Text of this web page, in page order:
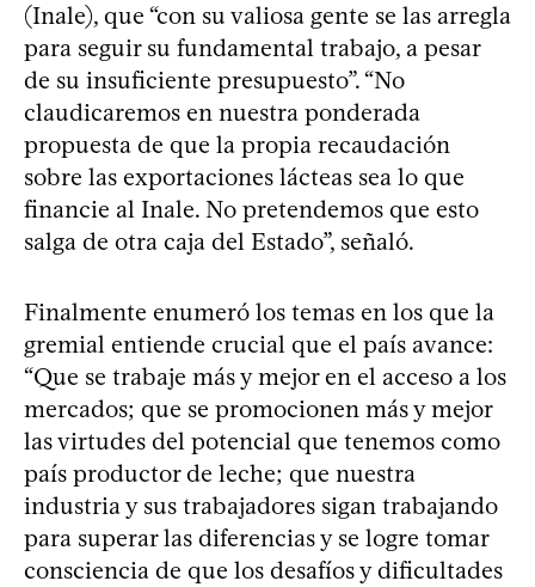
(Inale), que “con su valiosa gente se las arregla
para seguir su fundamental trabajo, a pesar
de su insuficiente presupuesto”. “No
claudicaremos en nuestra ponderada
propuesta de que la propia recaudación
sobre las exportaciones lácteas sea lo que
financie al Inale. No pretendemos que esto
salga de otra caja del Estado”, señaló.
Finalmente enumeró los temas en los que la
gremial entiende crucial que el país avance:
“Que se trabaje más y mejor en el acceso a los
mercados; que se promocionen más y mejor
las virtudes del potencial que tenemos como
país productor de leche; que nuestra
industria y sus trabajadores sigan trabajando
para superar las diferencias y se logre tomar
consciencia de que los desafíos y dificultades